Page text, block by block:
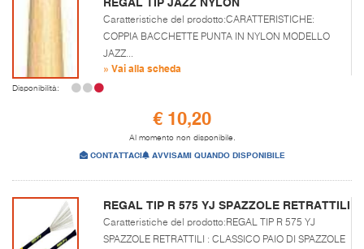
Caratteristiche del prodotto:CARATTERISTICHE:
COPPIA BACCHETTE PUNTA IN NYLON MODELLO
JAZZ...
» Vai alla scheda
Disponibilità:
€ 10,20
Al momento non disponibile.
CONTATTACI AVVISAMI QUANDO DISPONIBILE
REGAL TIP R 575 YJ SPAZZOLE RETRATTILI
Caratteristiche del prodotto:REGAL TIP R 575 YJ
SPAZZOLE RETRATTILI : CLASSICO PAIO DI SPAZZOLE